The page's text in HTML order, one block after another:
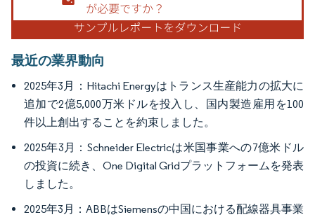
最近の業界動向
2025年3月：Hitachi Energyはトランス生産能力の拡大に
追加で2億5,000万米ドルを投入し、国内製造雇用を100
件以上創出することを約束しました。
2025年3月：Schneider Electricは米国事業への7億米ドル
の投資に続き、One Digital Gridプラットフォームを発表
しました。
2025年3月：ABBはSiemensの中国における配線器具事業